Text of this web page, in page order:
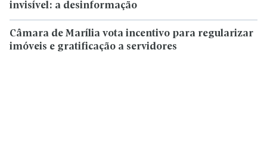
invisível: a desinformação
Câmara de Marília vota incentivo para regularizar
imóveis e gratificação a servidores